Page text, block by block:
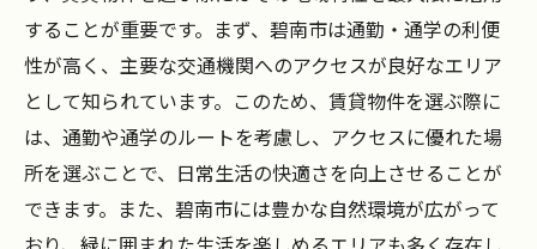
地元文化を考慮した家賃管理のアプローチ
碧南市での家賃管理に必要な地域知識
家賃管理における地域特性の影響
碧南市での生活を快適にする家賃管理とは
地域密着型の家賃管理で安心生活を実現
碧南市での地域密着型家賃管理の効果
することが重要です。まず、碧南市は通勤・通学の利便
性が高く、主要な交通機関へのアクセスが良好なエリア
として知られています。このため、賃貸物件を選ぶ際に
は、通勤や通学のルートを考慮し、アクセスに優れた場
所を選ぶことで、日常生活の快適さを向上させることが
できます。また、碧南市には豊かな自然環境が広がって